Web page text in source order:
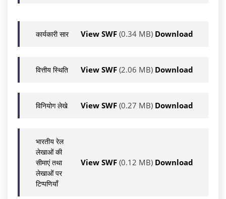
कार्यकारी सार View SWF (0.34 MB) Download
वित्तीय स्थिति View SWF (2.06 MB) Download
विनियोग लेखे View SWF (0.27 MB) Download
भारतीय रेल
लेखाओं की
सीमाएं तथा
लेखाओं पर
टिप्पणियाँ
View SWF (0.12 MB) Download